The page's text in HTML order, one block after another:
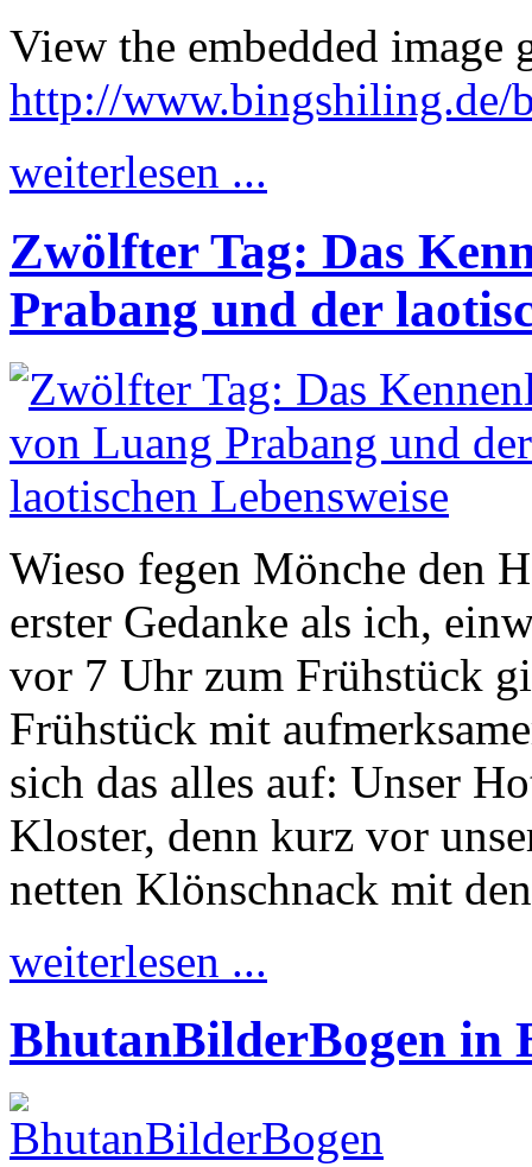
View the embedded image
http://www.bingshiling.de/
weiterlesen ...
Zwölfter Tag: Das
Prabang und der
Wieso fegen Mönche den
erster Gedanke als ich,
vor 7 Uhr zum Frühstück
Frühstück mit
sich das alles auf: Unser
Kloster, denn kurz vor
netten Klönschnack mit
weiterlesen ...
BhutanBilderBogen in